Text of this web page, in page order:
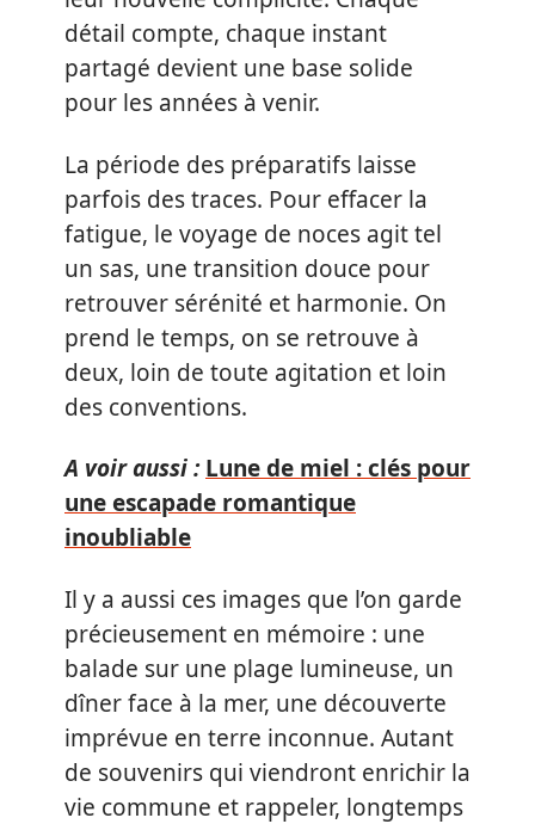
détail compte, chaque instant
partagé devient une base solide
pour les années à venir.
La période des préparatifs laisse
parfois des traces. Pour effacer la
fatigue, le voyage de noces agit tel
un sas, une transition douce pour
retrouver sérénité et harmonie. On
prend le temps, on se retrouve à
deux, loin de toute agitation et loin
des conventions.
A voir aussi : Lune de miel : clés pour
une escapade romantique
inoubliable
Il y a aussi ces images que l’on garde
précieusement en mémoire : une
balade sur une plage lumineuse, un
dîner face à la mer, une découverte
imprévue en terre inconnue. Autant
de souvenirs qui viendront enrichir la
vie commune et rappeler, longtemps